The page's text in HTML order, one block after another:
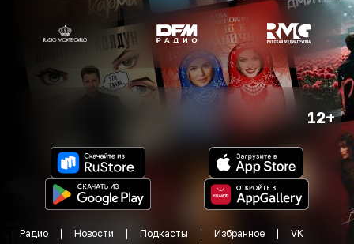
12+
Радио Новости Подкасты Избранное VK